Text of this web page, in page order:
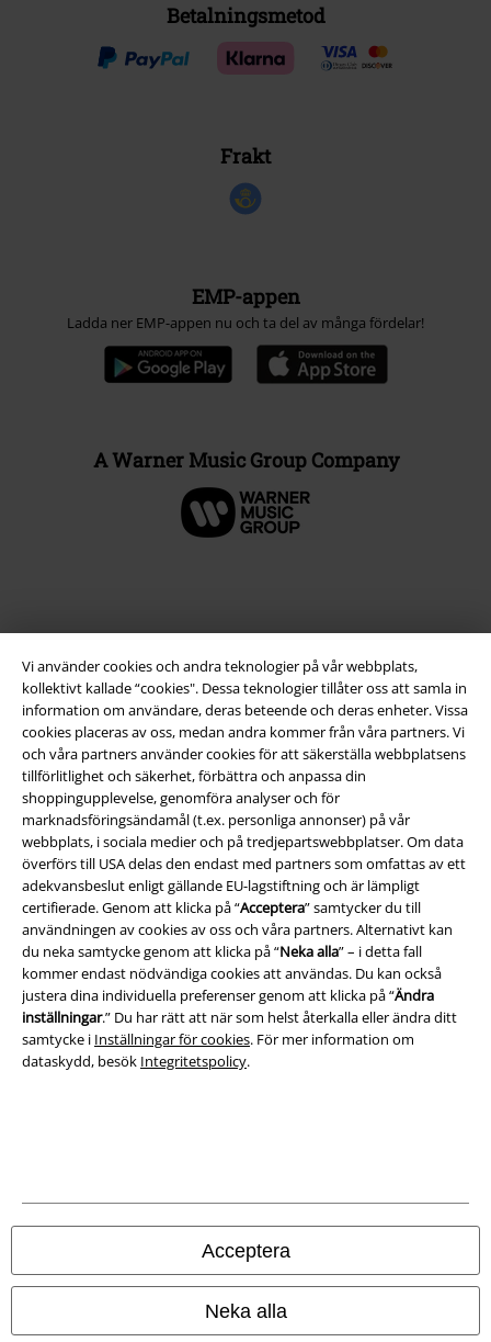
Vi använder cookies och andra teknologier på vår webbplats,
kollektivt kallade “cookies". Dessa teknologier tillåter oss att samla in
information om användare, deras beteende och deras enheter. Vissa
cookies placeras av oss, medan andra kommer från våra partners. Vi
och våra partners använder cookies för att säkerställa webbplatsens
tillförlitlighet och säkerhet, förbättra och anpassa din
shoppingupplevelse, genomföra analyser och för
marknadsföringsändamål (t.ex. personliga annonser) på vår
webbplats, i sociala medier och på tredjepartswebbplatser. Om data
överförs till USA delas den endast med partners som omfattas av ett
adekvansbeslut enligt gällande EU-lagstiftning och är lämpligt
certifierade. Genom att klicka på “Acceptera” samtycker du till
användningen av cookies av oss och våra partners. Alternativt kan
du neka samtycke genom att klicka på “Neka alla” – i detta fall
kommer endast nödvändiga cookies att användas. Du kan också
justera dina individuella preferenser genom att klicka på “Ändra
inställningar.” Du har rätt att när som helst återkalla eller ändra ditt
samtycke i Inställningar för cookies. För mer information om
dataskydd, besök Integritetspolicy.
Acceptera
Neka alla
Betalningsmetod
Frakt
EMP-appen
Ladda ner EMP-appen nu och ta del av många fördelar!
A Warner Music Group Company
Juridisk information/Villkor
Villkor
Om oss
Ladda ner villkoren
Avfallshantering och miljöskydd
Försäkran om överensstämmelse
Information om tillgänglighet